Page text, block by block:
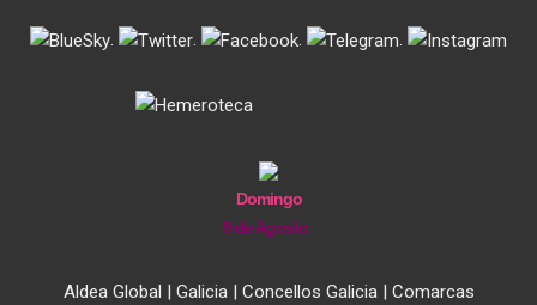
. . . .
Domingo
9 de Agosto
Aldea Global | Galicia| Concellos Galicia| Comarcas